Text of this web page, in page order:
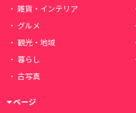
雑貨・インテリア
グルメ
観光・地域
暮らし
古写真
ページ